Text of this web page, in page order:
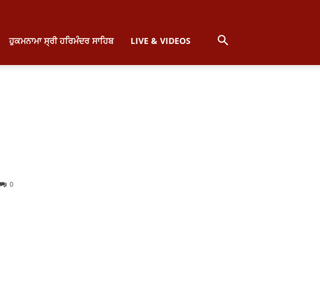
ਹੁਕਮਨਾਮਾ ਸ੍ਰੀ ਹਰਿਮੰਦਰ ਸਾਹਿਬ LIVE & VIDEOS
0